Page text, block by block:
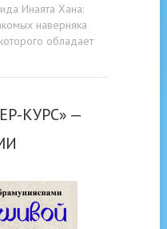
Инаята Хана:
наверняка
обладает
КУРС» —